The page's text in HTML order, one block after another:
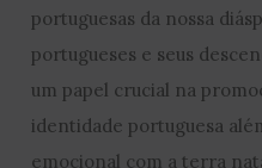
portuguesas da nossa
portugueses e seus
um papel crucial na
identidade portuguesa
emocional com a terra